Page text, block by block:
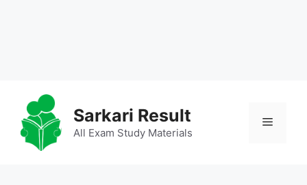
content
Sarkari Result
All Exam Study Materials
Menu